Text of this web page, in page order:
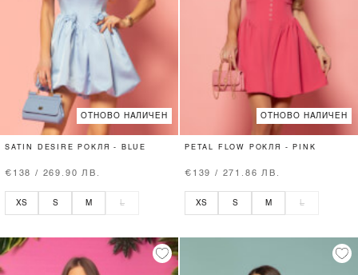
ОТНОВО НАЛИЧЕН
SATIN DESIRE РОКЛЯ - BLUE
€138 / 269.90 ЛВ.
XS S M L
ОТНОВО НАЛИЧЕН
PETAL FLOW РОКЛЯ - PINK
€139 / 271.86 ЛВ.
XS S M L